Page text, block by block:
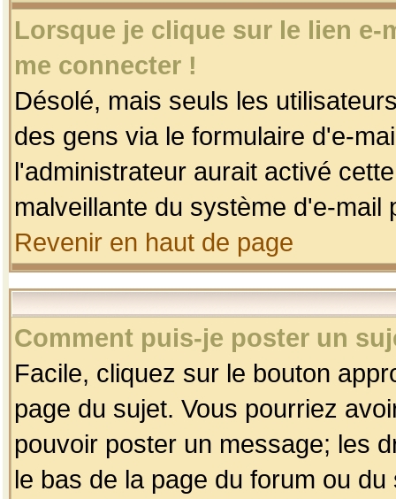
Lorsque je clique sur le lien
me connecter !
Désolé, mais seuls les
des gens via le formulaire d'e-
l'administrateur aurait activé
malveillante du système d'e-
Revenir en haut de page
Comment puis-je poster un
Facile, cliquez sur le bouton
page du sujet. Vous pourriez
pouvoir poster un message; les
le bas de la page du forum ou